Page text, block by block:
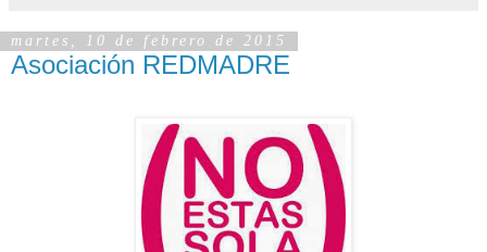
martes, 10 de febrero de 2015
Asociación REDMADRE